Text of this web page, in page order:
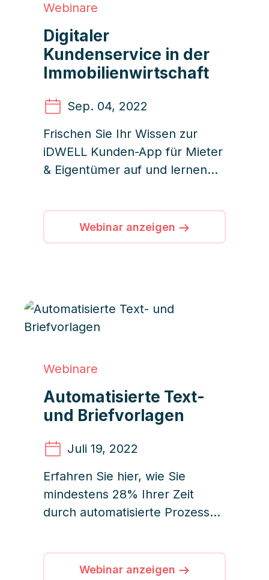
Webinare
Digitaler
Kundenservice in der
Immobilienwirtschaft
Sep. 04, 2022
Frischen Sie Ihr Wissen zur
iDWELL Kunden-App für Mieter
& Eigentümer auf und lernen
Kunden kennen.
Webinar anzeigen
Webinare
Automatisierte Text-
und Briefvorlagen
Juli 19, 2022
Erfahren Sie hier, wie Sie
mindestens 28% Ihrer Zeit
durch automatisierte Prozesse
Webinar anzeigen